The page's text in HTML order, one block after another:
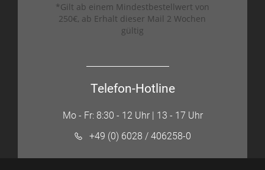
*Gilt ab einem Mindestbestellwert von
250€, ab Erhalt dieser Mail 2 Wochen
gültig
Telefon-Hotline
Mo - Fr: 8:30 - 12 Uhr | 13 - 17 Uhr
+49 (0) 6028 / 406258-0